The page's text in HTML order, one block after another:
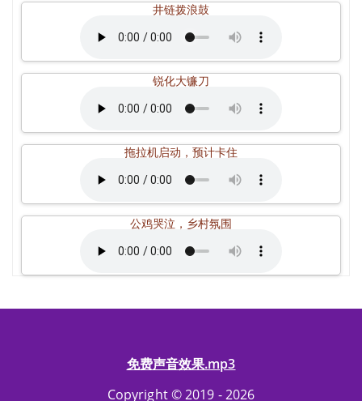
井链拨浪鼓
锐化大镰刀
拖拉机启动，预计卡住
公鸡哭泣，乡村氛围
免费声音效果.mp3
Copyright © 2019 - 2026